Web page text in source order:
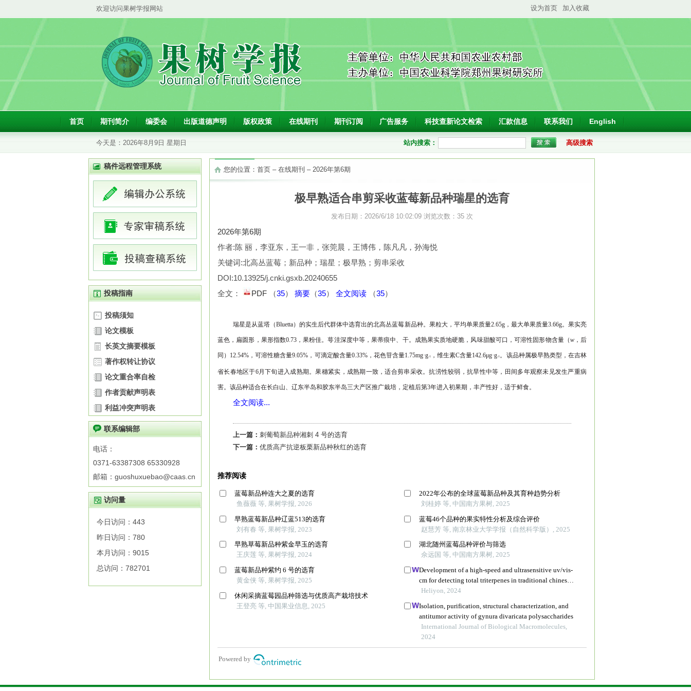
欢迎访问果树学报网站 设为首页 加入收藏
首页 期刊简介 编委会 出版道德声明 版权政策 在线期刊 期刊订阅 广告服务 科技查新论文检索 汇款信息 联系我们 English
今天是： 2026年8月9日 星期日 站内搜索： 高级搜索
稿件远程管理系统
投稿指南
投稿须知
论文模板
长英文摘要模板
著作权转让协议
论文重合率自检
作者贡献声明表
利益冲突声明表
联系编辑部
电话：
0371-63387308 65330928
邮箱：guoshuxuebao@caas.cn
访问量
今日访问： 443
昨日访问： 780
本月访问： 9015
总访问： 782701
您的位置： 首页 – 在线期刊 – 2026年第6期
极早熟适合串剪采收蓝莓新品种瑞星的选育
发布日期：2026/6/18 10:02:09 浏览次数： 35 次
2026年第6期
作者:陈 丽，李亚东，王一非，张莞晨，王博伟，陈凡凡，孙海悦
关键词:北高丛蓝莓；新品种；瑞星；极早熟；剪串采收
DOI:10.13925/j.cnki.gsxb.20240655
全文：
PDF （35） 摘要 （35） 全文阅读 （35）
瑞星是从蓝塔（Bluetta）的实生后代群体中选育出的北高丛蓝莓新品种。果粒大，平均单果质量2.65g，最大单果质量3.66g。果实亮
蓝色，扁圆形，果形指数0.73，果粉佳。萼洼深度中等，果蒂痕中、干。成熟果实质地硬脆，风味甜酸可口，可溶性固形物含量（w，后
同） 12.54% ，可溶性糖含量9.05% ，可滴定酸含量0.33%，花色苷含量1.75mg·g-1 ，维生素C含量142.6μg·g-1 。该品种属极早熟类型，在吉林
省长春地区于6月下旬进入成熟期。果穗紧实，成熟期一致，适合剪串采收。抗涝性较弱，抗旱性中等，田间多年观察未见发生严重病
害。该品种适合在长白山、辽东半岛和胶东半岛三大产区推广栽培，定植后第3年进入初果期，丰产性好，适于鲜食。
全文阅读...
上一篇： 刺葡萄新品种湘刺 4 号的选育
下一篇： 优质高产抗逆板栗新品种秋红的选育